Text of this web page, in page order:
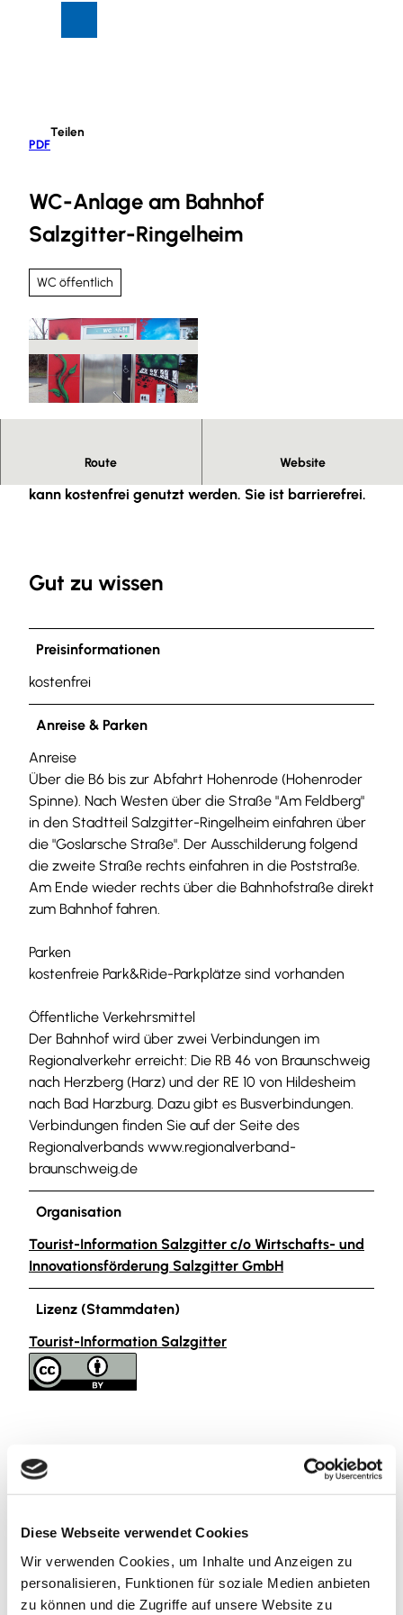
Diese Webseite verwendet Cookies
Wir verwenden Cookies, um Inhalte und Anzeigen zu
personalisieren, Funktionen für soziale Medien anbieten
zu können und die Zugriffe auf unsere Website zu
PDF
Teilen
WC-Anlage am Bahnhof
Salzgitter-Ringelheim
WC öffentlich
Route Website
Die WC-Anlage am Bahnhof Salzgitter-Ringelheim
kann kostenfrei genutzt werden. Sie ist barrierefrei.
Gut zu wissen
Preisinformationen
kostenfrei
Anreise & Parken
Anreise
Über die B6 bis zur Abfahrt Hohenrode (Hohenroder
Spinne). Nach Westen über die Straße "Am Feldberg"
in den Stadtteil Salzgitter-Ringelheim einfahren über
die "Goslarsche Straße". Der Ausschilderung folgend
die zweite Straße rechts einfahren in die Poststraße.
Am Ende wieder rechts über die Bahnhofstraße direkt
zum Bahnhof fahren.
Parken
kostenfreie Park&Ride-Parkplätze sind vorhanden
Öffentliche Verkehrsmittel
Der Bahnhof wird über zwei Verbindungen im
Regionalverkehr erreicht: Die RB 46 von Braunschweig
nach Herzberg (Harz) und der RE 10 von Hildesheim
nach Bad Harzburg. Dazu gibt es Busverbindungen.
Verbindungen finden Sie auf der Seite des
Regionalverbands www.regionalverband-
braunschweig.de
Organisation
Tourist-Information Salzgitter c/o Wirtschafts- und
Innovationsförderung Salzgitter GmbH
Lizenz (Stammdaten)
Tourist-Information Salzgitter
In der Nähe Auf der Karte anschauen
Veranstaltung